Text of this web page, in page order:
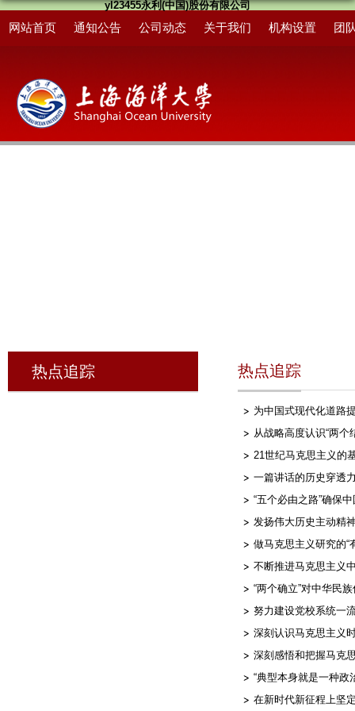
yl23455永利(中国)股份有限公司
网站首页 通知公告 公司动态 关于我们 机构设置 团
热点追踪 热点追踪
为中国式现代化道路
从战略高度认识“两个
21世纪马克思主义的
一篇讲话的历史穿透
“五个必由之路”确保
发扬伟大历史主动精
做马克思主义研究的“
不断推进马克思主义
“两个确立”对中华民
努力建设党校系统一
深刻认识马克思主义
深刻感悟和把握马克
“典型本身就是一种
在新时代新征程上坚